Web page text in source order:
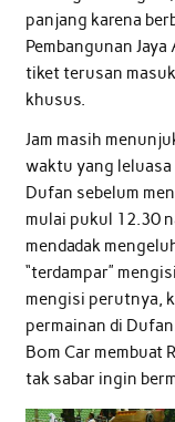
panjang karena
Pembangunan
tiket terusan
khusus.
Jam masih
waktu yang leluasa
Dufan sebelum
mulai pukul 12.30
mendadak
“terdampar”
mengisi perutnya,
permainan di
Bom Car membuat
tak sabar ingin